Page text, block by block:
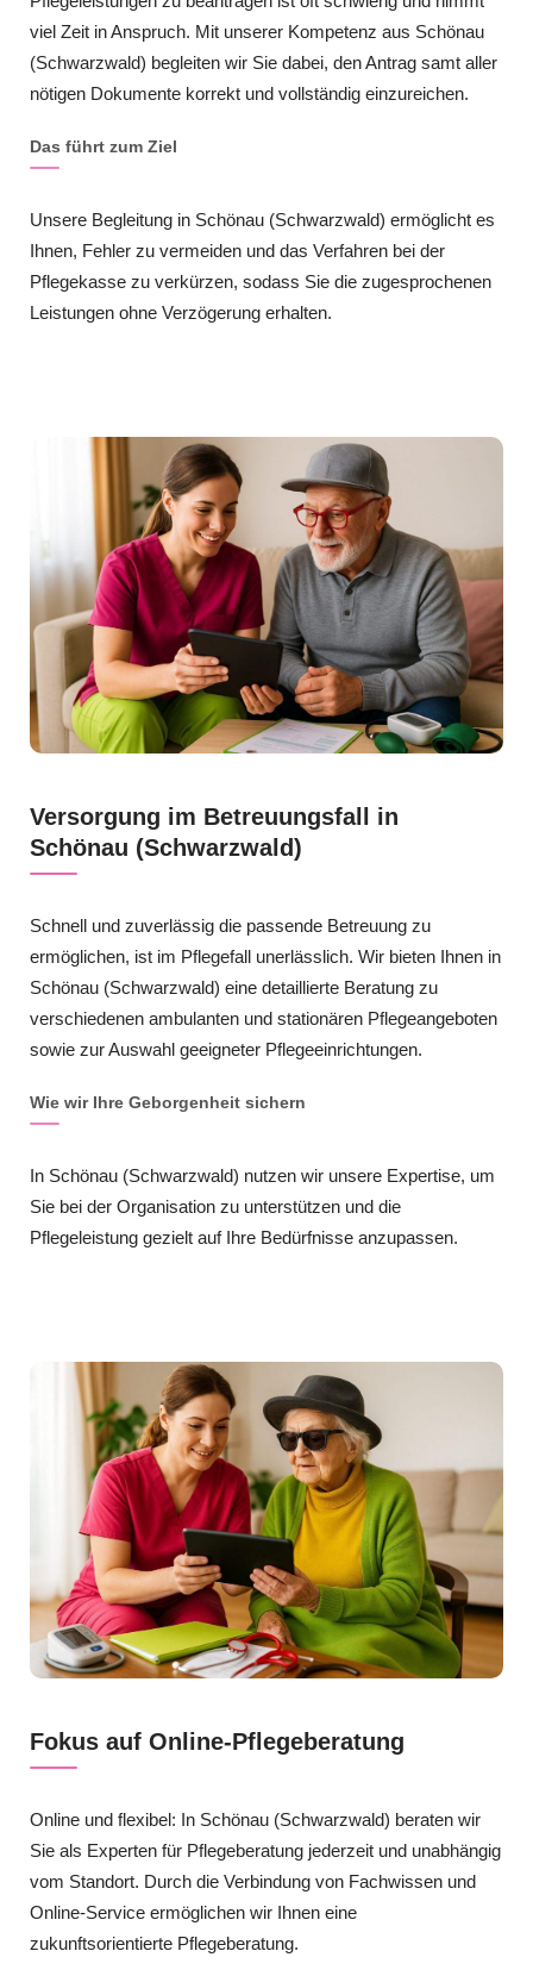
viel Zeit in Anspruch. Mit unserer Kompetenz aus Schönau
(Schwarzwald) begleiten wir Sie dabei, den Antrag samt aller
nötigen Dokumente korrekt und vollständig einzureichen.
Das führt zum Ziel
Unsere Begleitung in Schönau (Schwarzwald) ermöglicht es
Ihnen, Fehler zu vermeiden und das Verfahren bei der
Pflegekasse zu verkürzen, sodass Sie die zugesprochenen
Leistungen ohne Verzögerung erhalten.
Versorgung im Betreuungsfall in
Schönau (Schwarzwald)
Schnell und zuverlässig die passende Betreuung zu
ermöglichen, ist im Pflegefall unerlässlich. Wir bieten Ihnen in
Schönau (Schwarzwald) eine detaillierte Beratung zu
verschiedenen ambulanten und stationären Pflegeangeboten
sowie zur Auswahl geeigneter Pflegeeinrichtungen.
Wie wir Ihre Geborgenheit sichern
In Schönau (Schwarzwald) nutzen wir unsere Expertise, um
Sie bei der Organisation zu unterstützen und die
Pflegeleistung gezielt auf Ihre Bedürfnisse anzupassen.
Fokus auf Online-Pflegeberatung
Online und flexibel: In Schönau (Schwarzwald) beraten wir
Sie als Experten für Pflegeberatung jederzeit und unabhängig
vom Standort. Durch die Verbindung von Fachwissen und
Online-Service ermöglichen wir Ihnen eine
zukunftsorientierte Pflegeberatung.